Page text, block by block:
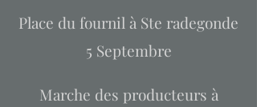
Place du fournil à Ste radegonde
5 Septembre
Marche des producteurs à